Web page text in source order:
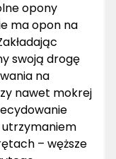
opony
ma opon na
swoją drogę
na
nawet mokrej
utrzymaniem
– węższe